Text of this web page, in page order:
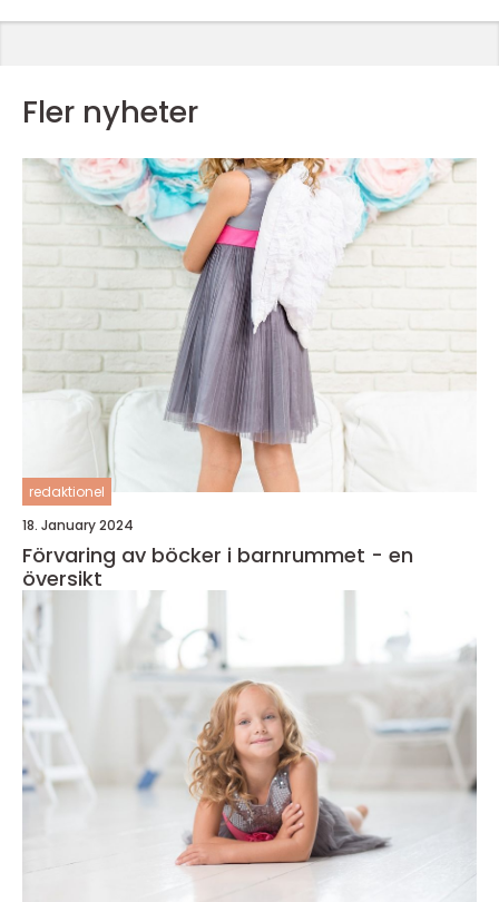
Fler nyheter
redaktionel
18. January 2024
Förvaring av böcker i barnrummet - en
översikt